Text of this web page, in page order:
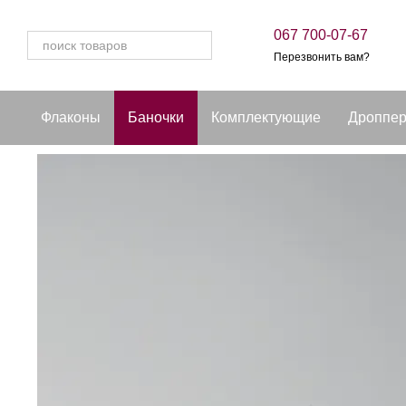
067 700-07-67
Перезвонить вам?
Флаконы Баночки Комплектующие